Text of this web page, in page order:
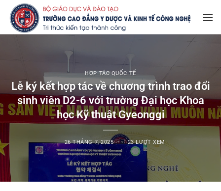
qua
HỢP TÁC QUỐC TẾ
Lễ ký kết hợp tác về chương trình trao đổi
sinh viên D2-6 với trường Đại học Khoa
học Kỹ thuật Gyeonggi
26 THÁNG 7, 2025- 23 LƯỢT XEM